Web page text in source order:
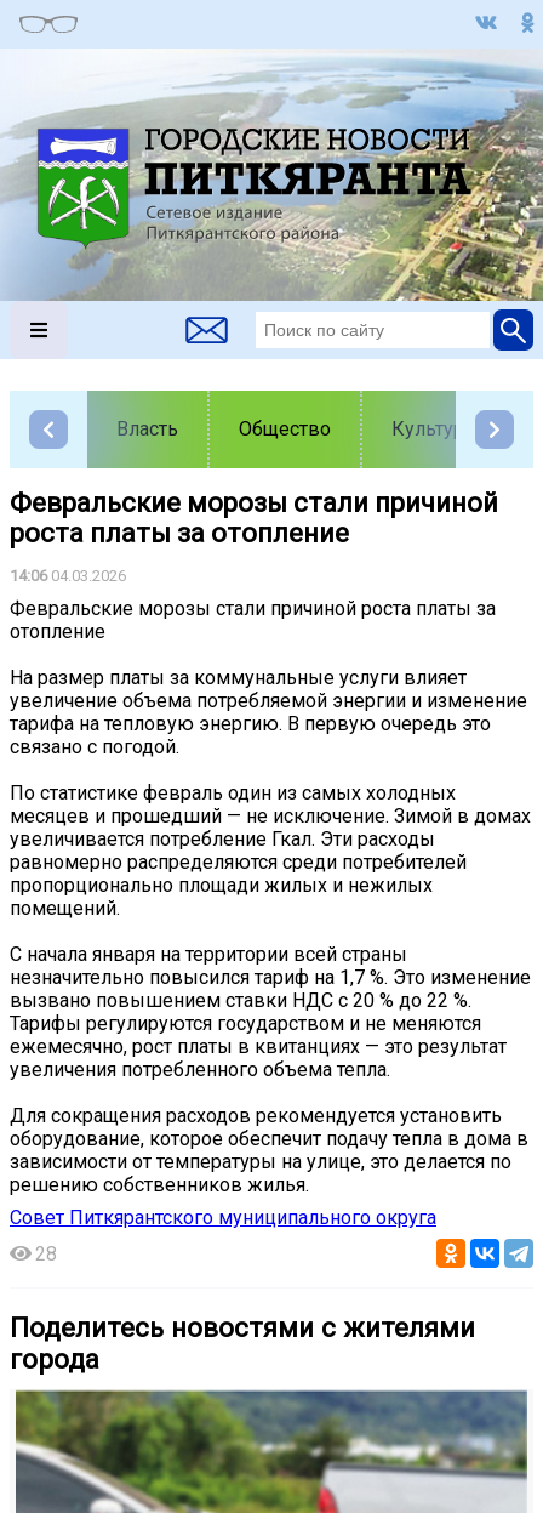
Власть Общество Культура
Февральские морозы стали причиной
роста платы за отопление
14:0604.03.2026
Февральские морозы стали причиной роста платы за
отопление
На размер платы за коммунальные услуги влияет
увеличение объема потребляемой энергии и изменение
тарифа на тепловую энергию. В первую очередь это
связано с погодой.
По статистике февраль один из самых холодных
месяцев и прошедший — не исключение. Зимой в домах
увеличивается потребление Гкал. Эти расходы
равномерно распределяются среди потребителей
пропорционально площади жилых и нежилых
помещений.
С начала января на территории всей страны
незначительно повысился тариф на 1,7 %. Это изменение
вызвано повышением ставки НДС с 20 % до 22 %.
Тарифы регулируются государством и не меняются
ежемесячно, рост платы в квитанциях — это результат
увеличения потребленного объема тепла.
Для сокращения расходов рекомендуется установить
оборудование, которое обеспечит подачу тепла в дома в
зависимости от температуры на улице, это делается по
решению собственников жилья.
Совет Питкярантского муниципального округа
28
Поделитесь новостями с жителями
города